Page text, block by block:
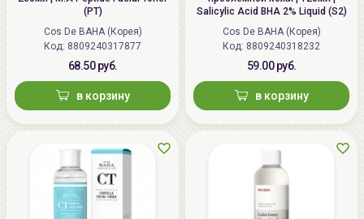
(PT)
Cos De BAHA (Корея)
Код: 8809240317877
68.50 руб.
в корзину
Salicylic Acid BHA 2% Liquid (S2)
Cos De BAHA (Корея)
Код: 8809240318232
59.00 руб.
в корзину